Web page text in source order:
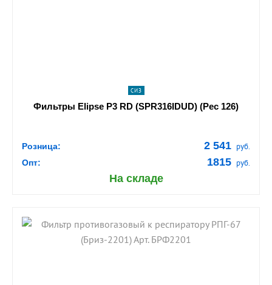
СИЗ
Фильтры Elipse P3 RD (SPR316IDUD) (Рес 126)
Розница: 2 541 руб.
Опт: 1815 руб.
На складе
shopping_cart В КОРЗИНУ